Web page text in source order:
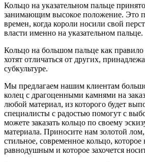
Кольцо на указательном пальце
занимающим высокое положение. Это
времен, когда короли носили свой
власти именно на указательном пальце.
Кольцо на большом пальце как
хотят отличаться от других,
субкультуре.
Мы предлагаем нашим клиентам
колец с драгоценными камнями на
любой материал, из которого будет
специалисты с радостью помогут с
можете заказать кольцо по своему
материала. Приносите нам золотой
стильное, современное кольцо, которое
равнодушным и которое захочется